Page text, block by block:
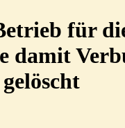
für
damit